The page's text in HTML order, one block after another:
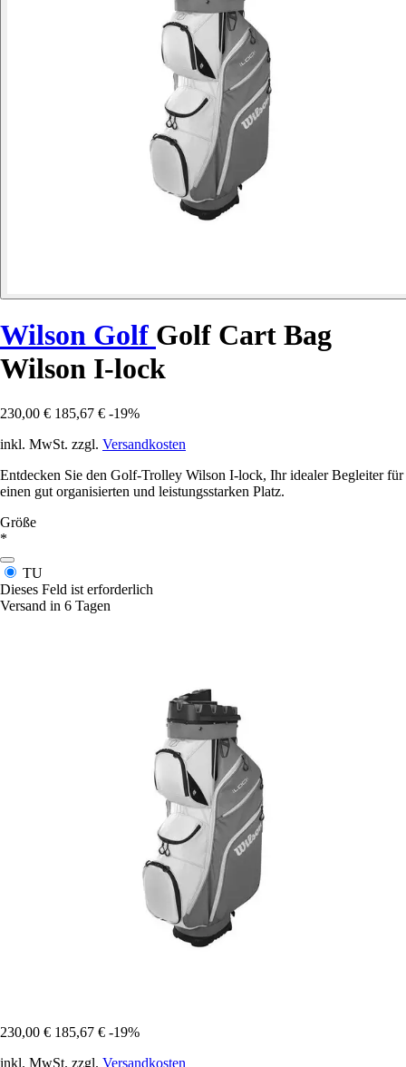
Wilson Golf Golf Cart Bag
Wilson I-lock
230,00 € 185,67 € -19%
inkl. MwSt. zzgl. Versandkosten
Entdecken Sie den Golf-Trolley Wilson I-lock, Ihr idealer Begleiter für
einen gut organisierten und leistungsstarken Platz.
Größe
*
TU
Dieses Feld ist erforderlich
Versand in 6 Tagen
230,00 € 185,67 € -19%
inkl. MwSt. zzgl. Versandkosten